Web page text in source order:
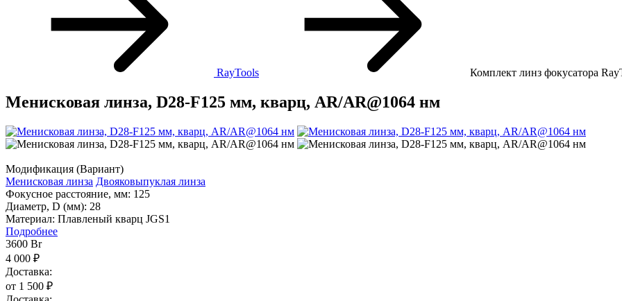
RayTools Комплект линз фокусатора
Менисковая линза, D28-F125 мм, кварц, AR/AR@1064 нм
Модификация (Вариант)
Менисковая линза Двояковыпуклая линза
Фокусное расстояние, мм: 125
Диаметр, D (мм): 28
Материал: Плавленый кварц JGS1
Подробнее
3600 Br
4 000 ₽
Доставка:
от 1 500 ₽